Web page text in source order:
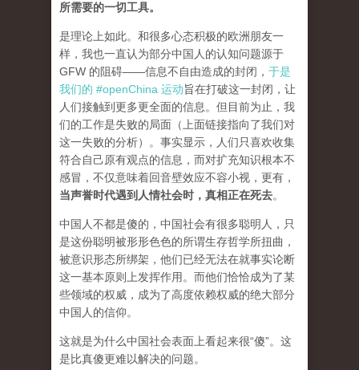
所需要的一切工具。
是理论上如此。和很多心态积极的欧洲朋友一
样，我也一直认为部分中国人的认知问题源于
GFW 的阻碍——信息不自由造成的封闭， 于是
我们的 #openChina 运动旨在打破这一封闭，让
人们接触到更多更全面的信息。但目前为止，我
们的工作是失败的局面（ 上面链接指向了我们对
这一失败的分析）。事实显示，人们只喜欢收集
符合自己原有观点的信息，而对扩充知识根本不
感冒，不仅意味着回音壁效应不容小视，更有，
当声誉时代遇到人情社会时，真相正在死去。
中国人不都是傻的，中国社会有很多聪明人，只
是这份聪明被形形色色的所谓生存哲学所扭曲，
被意识形态所绑架，他们已经无法在就事实论断
这一基本原则上发挥作用。而他们恰恰成为了某
些领域的权威，成为了高度依赖权威的绝大部分
中国人的信仰。
这就是为什么中国社会表面上看起来很“傻”。这
是比真傻更难以解决的问题。